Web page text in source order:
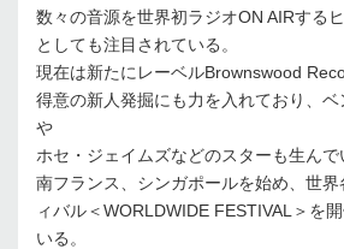
数々の音源を世界初ラジオON AIRする
としても注目されている。
現在は新たにレーベルBrownswood
得意の新人発掘にも力を入れており、
や
ホセ・ジェイムズなどのスターも生んで
南フランス、シンガポールを始め、世
ィバル＜WORLDWIDE FESTIVAL＞を
いる。